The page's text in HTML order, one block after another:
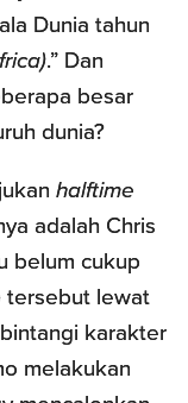
Dunia tahun
.” Dan
besar
dunia?
halftime
adalah Chris
belum cukup
tersebut lewat
karakter
melakukan